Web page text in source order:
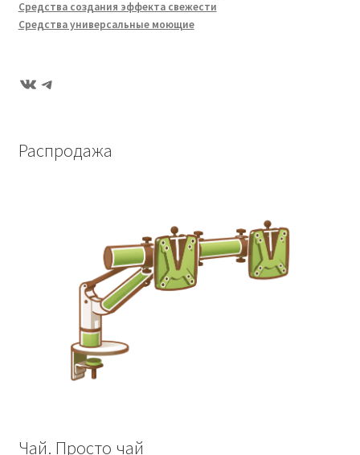
Средства создания эффекта свежести
Средства универсальные моющие
ВКонтакте
Telegram
Распродажа
Чай. Просто чай